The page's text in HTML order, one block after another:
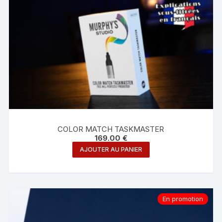
COLOR MATCH TASKMASTER
169.00 €
AJOUTER AU PANIER
En promotion